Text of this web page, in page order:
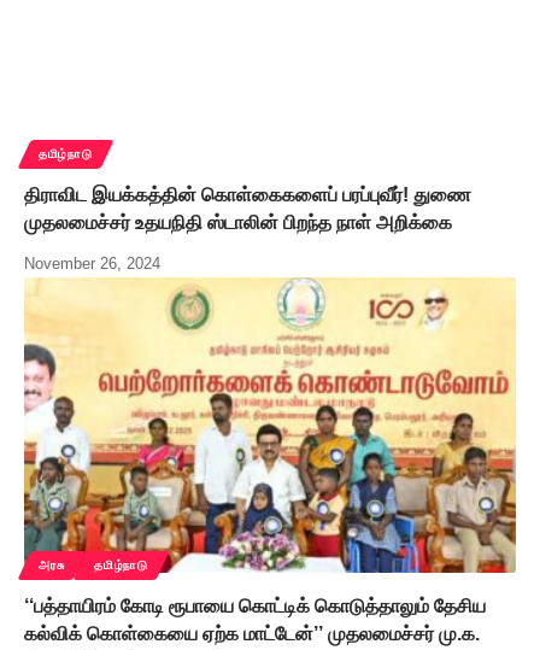
தமிழ்நாடு
திராவிட இயக்கத்தின் கொள்கைகளைப் பரப்புவீர்! துணை
முதலமைச்சர் உதயநிதி ஸ்டாலின் பிறந்த நாள் அறிக்கை
November 26, 2024
அரசு தமிழ்நாடு
‘‘பத்தாயிரம் கோடி ரூபாயை கொட்டிக் கொடுத்தாலும் தேசிய
கல்விக் கொள்கையை ஏற்க மாட்டேன்’’ முதலமைச்சர் மு.க.